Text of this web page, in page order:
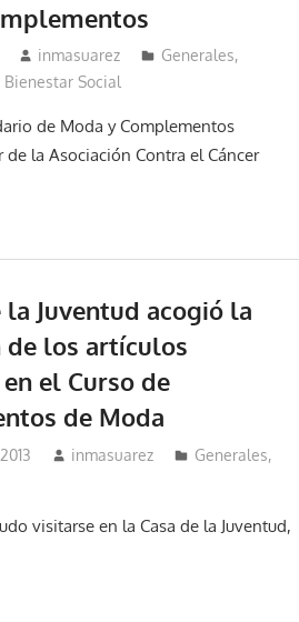
inmasuarez Generales,
Bienestar Social
de Moda y Complementos
la Asociación Contra el Cáncer
la Juventud acogió la
de los artículos
el Curso de
de Moda
inmasuarez Generales,
visitarse en la Casa de la Juventud,